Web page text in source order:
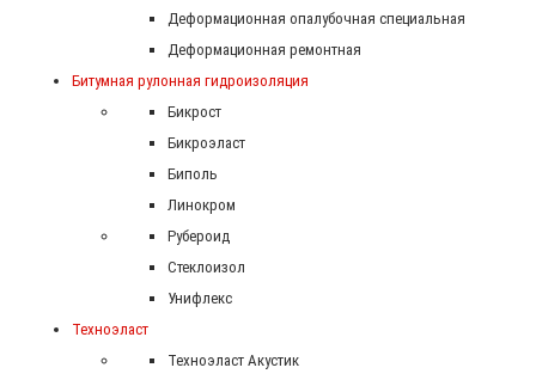
Деформационная опалубочная специальная
Деформационная ремонтная
Битумная рулонная гидроизоляция
Бикрост
Бикроэласт
Биполь
Линокром
Рубероид
Стеклоизол
Унифлекс
Техноэласт
Техноэласт Акустик